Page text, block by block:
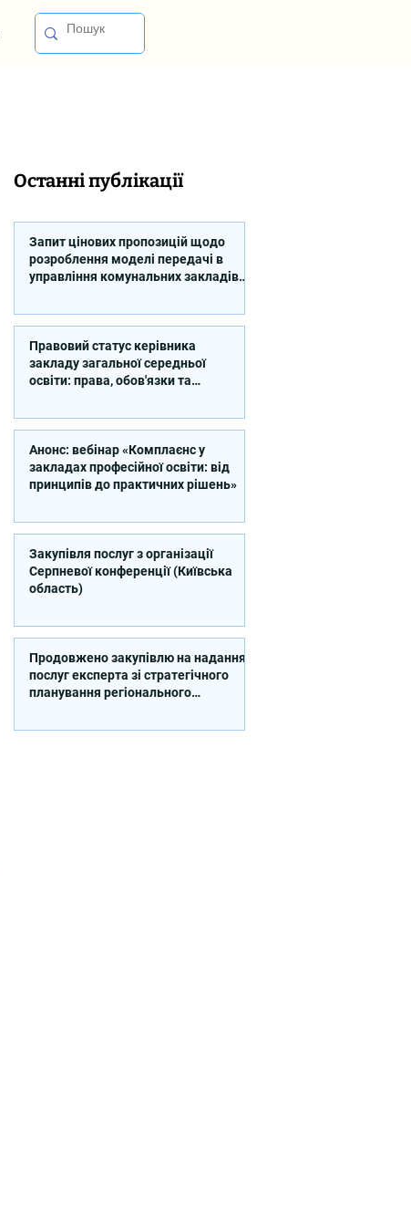
Останні публікації
Запит цінових пропозицій щодо
розроблення моделі передачі в
управління комунальних закладів
Правовий статус керівника
закладу загальної середньої
освіти: права, обов'язки та
Анонс: вебінар «Комплаєнс у
закладах професійної освіти: від
принципів до практичних рішень»
Закупівля послуг з організації
Серпневої конференції (Київська
область)
Продовжено закупівлю на надання
послуг експерта зі стратегічного
планування регіонального
реалізації Швейцарсько-